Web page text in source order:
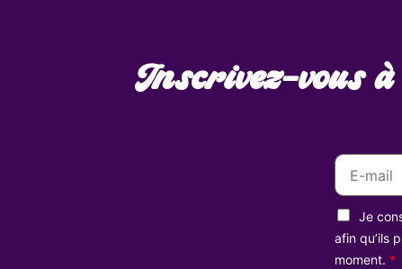
Inscrivez-vous
E
a
l
R
G
P
D
*
Je
afin qu’ils
moment. *